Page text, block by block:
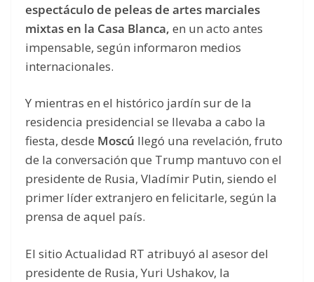
espectáculo de peleas de artes marciales
mixtas en la Casa Blanca, en un acto antes
impensable, según informaron medios
internacionales.
Y mientras en el histórico jardín sur de la
residencia presidencial se llevaba a cabo la
fiesta, desde Moscú llegó una revelación, fruto
de la conversación que Trump mantuvo con el
presidente de Rusia, Vladímir Putin, siendo el
primer líder extranjero en felicitarle, según la
prensa de aquel país.
El sitio Actualidad RT atribuyó al asesor del
presidente de Rusia, Yuri Ushakov, la